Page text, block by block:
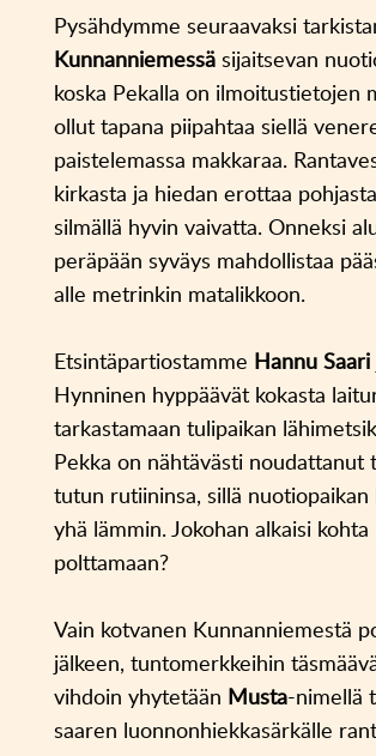
Pysähdymme seuraavaksi
Kunnanniemessäsijaitsevan
koska Pekalla on ilmoitustietojen
ollut tapana piipahtaa siellä
paistelemassa makkaraa.
kirkasta ja hiedan erottaa
silmällä hyvin vaivatta. Onneksi
peräpään syväys mahdollistaa
alle metrinkin matalikkoon.
Etsintäpartiostamme Hannu Saari
Hynninen hyppäävät kokasta
tarkastamaan tulipaikan
Pekka on nähtävästi noudattanut
tutun rutiininsa, sillä nuotiopaikan
yhä lämmin. Jokohan alkaisi kohta
polttamaan?
Vain kotvanen Kunnanniemestä
jälkeen, tuntomerkkeihin
vihdoin yhytetään Musta-nimellä
saaren luonnonhiekkasärkälle